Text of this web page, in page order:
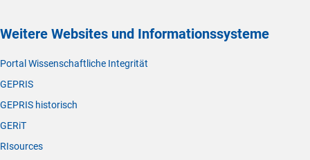
Weitere Websites und Informationssysteme
Portal Wissenschaftliche Integrität
GEPRIS
GEPRIS historisch
GERiT
RIsources